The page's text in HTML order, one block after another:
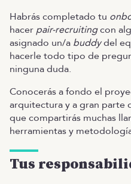
Habrás completado tu
hacer pair-recruitingcon
asignado un/a buddydel
hacerle todo tipo de
ninguna duda.
Conocerás a fondo el
arquitectura y a gran parte
que compartirás muchas
herramientas y
Tus